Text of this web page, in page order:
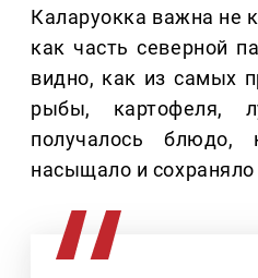
Каларуокка важна не
как часть северной
видно, как из самых
рыбы, картофеля,
получалось блюдо,
насыщало и сохраняло